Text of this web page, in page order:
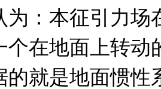
为：本征引力场
个在地面上转动
的就是地面惯性